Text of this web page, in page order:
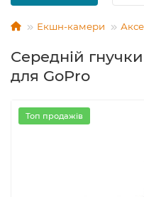
Екшн-камери
Середній
для GoPro
Топ продажів